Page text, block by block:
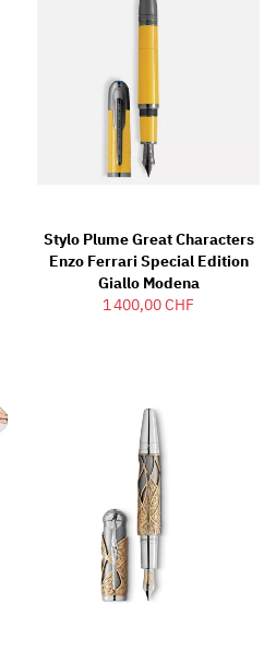
Stylo Plume Great Characters
Enzo Ferrari Special Edition
Giallo Modena
1 400,00 CHF